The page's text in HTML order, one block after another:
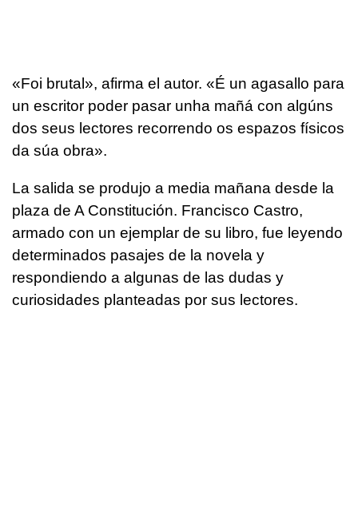
«Foi brutal», afirma el autor. «É un agasallo para
un escritor poder pasar unha mañá con algúns
dos seus lectores recorrendo os espazos físicos
da súa obra».
La salida se produjo a media mañana desde la
plaza de A Constitución. Francisco Castro,
armado con un ejemplar de su libro, fue leyendo
determinados pasajes de la novela y
respondiendo a algunas de las dudas y
curiosidades planteadas por sus lectores.